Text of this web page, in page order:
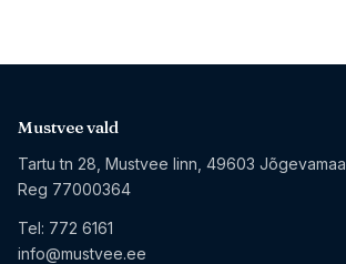
Mustvee vald
Tartu tn 28, Mustvee linn, 49603 Jõgevamaa
Reg 77000364
Tel: 772 6161
info@mustvee.ee